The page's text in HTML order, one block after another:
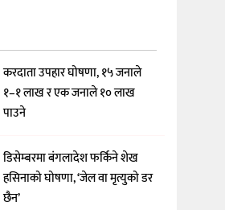
करदाता उपहार घोषणा, १५ जनाले
१–१ लाख र एक जनाले १० लाख
पाउने
डिसेम्बरमा बंगलादेश फर्किने शेख
हसिनाको घोषणा, ‘जेल वा मृत्युको डर
छैन’